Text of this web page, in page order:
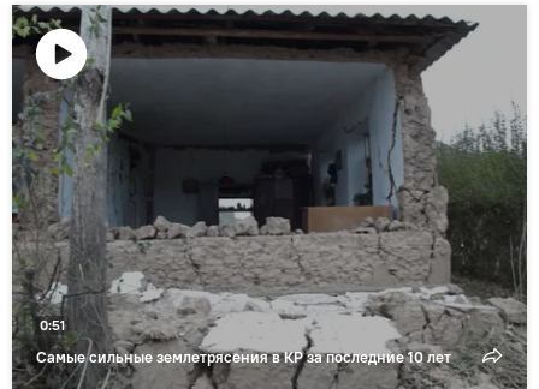
Воспроизвести
видео
Самые сильные землетрясения в КР за последние 10 лет
0:51